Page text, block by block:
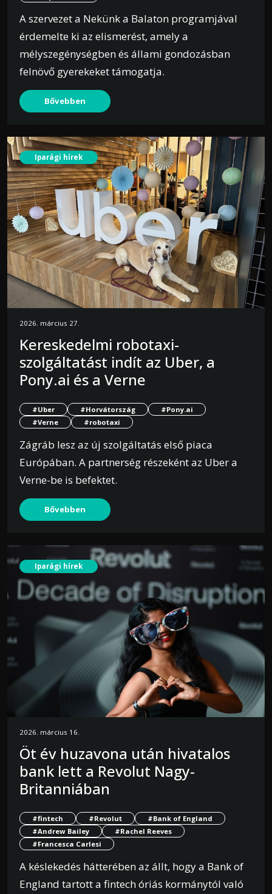
A szervezet a Nekünk a Balaton programjával
érdemelte ki az elismerést, amely a
mélyszegénységben és állami gondozásban
felnövő gyerekeket támogatja.
Bővebben
Iparági hírek
2026. március 27.
Kereskedelmi robotaxi-
szolgáltatást indít az Uber, a
Pony.ai és a Verne
#Uber #Horvátország
#Pony.ai
#Verne
#robotaxi
Zágráb lesz az új szolgáltatás első piaca
Európában. A partnerség részeként az Uber a
Verne-be is befektet.
Bővebben
Iparági hírek
2026. március 16.
Öt év huzavona után hivatalos
bank lett a Revolut Nagy-
Britanniában
#fintech #Revolut
#Bank of England
#Andrew Bailey
#Rachel Reeves
#Francesca Carlesi
A késlekedés hátterében az állt, hogy a Bank of
England tartott a fintech óriás kormánytól való